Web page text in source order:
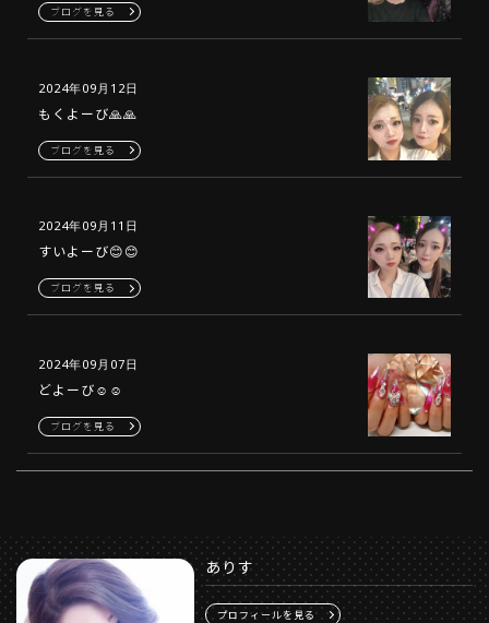
ブログを見る
2024年09月12日
もくよーび🙏🙏
ブログを見る
2024年09月11日
すいよーび😊😊
ブログを見る
2024年09月07日
どよーび☺️☺️
ブログを見る
ありす
プロフィールを見る